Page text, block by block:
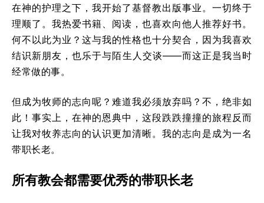
在神的护理之下，我开始了基督教出版事业。一切终于
理顺了。我热爱书籍、阅读，也喜欢向他人推荐好书。
何不以此为业？这与我的性格也十分契合，因为我喜欢
结识新朋友，也乐于与陌生人交谈——而这正是我当时
经常做的事。
但成为牧师的志向呢？难道我必须放弃吗？不，绝非如
此！事实上，在神的恩典中，这段跌跌撞撞的旅程反而
让我对牧养志向的认识更加清晰。我的志向是成为一名
带职长老。
所有教会都需要优秀的带职长老